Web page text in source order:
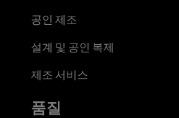
공인 제조
설계 및 공인 복제
제조 서비스
품질